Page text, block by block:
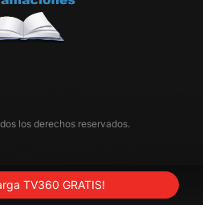
los derechos reservados.
TV360 GRATIS!